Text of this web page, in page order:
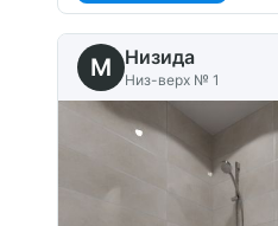
M Низида
Низ-верх № 1